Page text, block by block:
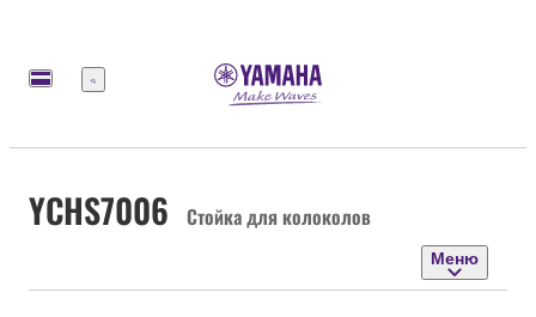
Меню
YCHS7006 Стойка для колоколов
Меню